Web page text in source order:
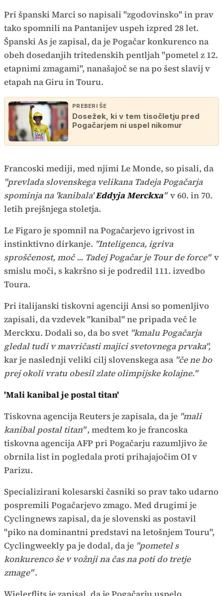
Pri španski Marci so napisali "zgodovinsko" in prav
tako spomnili na Pantanijev uspeh izpred 28 let.
Španski As je zapisal, da je Pogačar konkurenco na
obeh dosedanjih tritedenskih pentljah "pometel z 12.
etapnimi zmagami", nanašajoč se na po šest slavij v
etapah na Giru in Touru.
PREBERI ŠE
Dosežek, ki v tem tisočletju pred
Pogačarjem ni uspel nikomur
Francoski mediji, med njimi Le Monde, so pisali, da
"prevlada slovenskega velikana Tadeja Pogačarja
spominja na 'kanibala'Eddyja Merckxa" v 60. in 70.
letih prejšnjega stoletja.
Le Figaro je spomnil na Pogačarjevo igrivost in
instinktivno dirkanje. "Inteligenca, igriva
sproščenost, moč ... Tadej Pogačar je Tour de force" v
smislu moči, s kakršno si je podredil 111. izvedbo
Toura.
Pri italijanski tiskovni agenciji Ansi so pomenljivo
zapisali, da vzdevek "kanibal" ne pripada več le
Merckxu. Dodali so, da bo svet "kmalu Pogačarja
gledal tudi v mavričasti majici svetovnega prvaka",
kar je naslednji veliki cilj slovenskega asa "če ne bo
prej okoli vratu obesil zlate olimpijske kolajne."
'Mali kanibal je postal titan'
Tiskovna agencija Reuters je zapisala, da je "mali
kanibal postal titan", medtem ko je francoska
tiskovna agencija AFP pri Pogačarju razumljivo že
obrnila list in pogledala proti prihajajočim OI v
Parizu.
Specializirani kolesarski časniki so prav tako udarno
pospremili Pogačarjevo zmago. Med drugimi je
Cyclingnews zapisal, da je slovenski as postavil
"piko na dominantni predstavi na letošnjem Touru",
Cyclingweekly pa je dodal, da je "pometel s
konkurenco še v vožnji na čas na poti do tretje
zmage".